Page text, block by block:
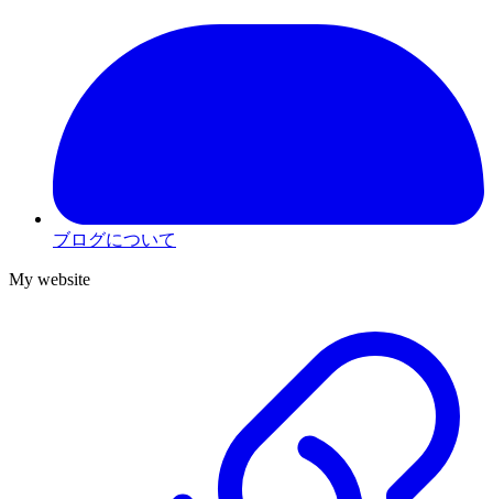
ブログについて
My website